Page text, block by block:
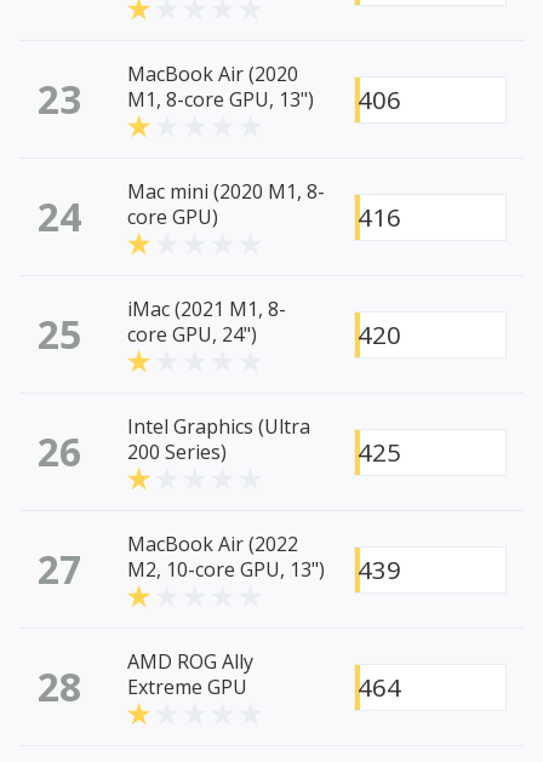
23
MacBook Air (2020
M1, 8-core GPU, 13")
406
24
Mac mini (2020 M1, 8-
core GPU)
416
25
iMac (2021 M1, 8-
core GPU, 24")
420
26
Intel Graphics (Ultra
200 Series)
425
27
MacBook Air (2022
M2, 10-core GPU, 13")
439
28
AMD ROG Ally
Extreme GPU
464